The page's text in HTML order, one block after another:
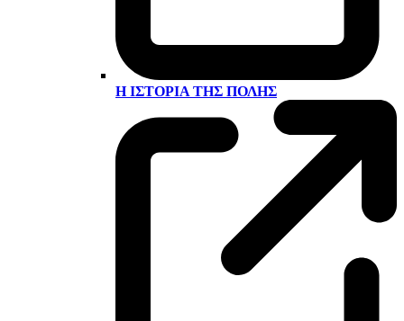
Η ΙΣΤΟΡΊΑ ΤΗΣ ΠΌΛΗΣ